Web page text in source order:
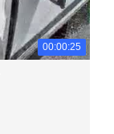
00:00:25